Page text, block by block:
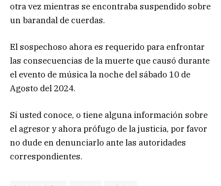
otra vez mientras se encontraba suspendido sobre
un barandal de cuerdas.
El sospechoso ahora es requerido para enfrontar
las consecuencias de la muerte que causó durante
el evento de música la noche del sábado 10 de
Agosto del 2024.
Si usted conoce, o tiene alguna información sobre
el agresor y ahora prófugo de la justicia, por favor
no dude en denunciarlo ante las autoridades
correspondientes.